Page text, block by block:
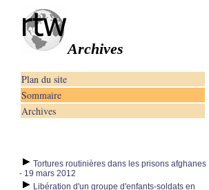
Archives
Plan du site
Sommaire
Archives
Tortures routinières dans les prisons afghanes
- 19 mars 2012
Libération d'un groupe d'enfants-soldats en